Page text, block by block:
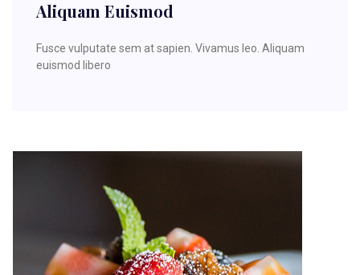
Aliquam Euismod
Fusce vulputate sem at sapien. Vivamus leo. Aliquam
euismod libero